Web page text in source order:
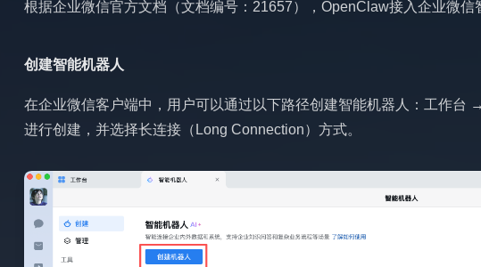
根据企业微信官方文档（文档编号：21657），OpenClaw接入企业微信
创建智能机器人
在企业微信客户端中，用户可以通过以下路径创建智能机器人：工作
进行创建，并选择长连接（Long Connection）方式。